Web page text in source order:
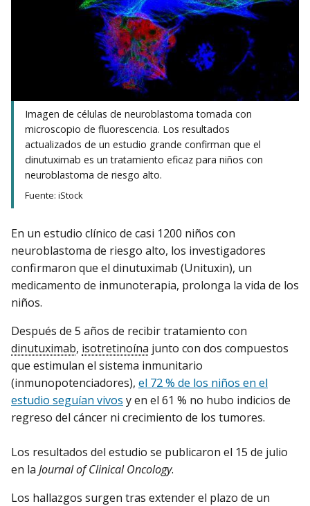
Imagen de células de neuroblastoma tomada con
microscopio de fluorescencia. Los resultados
actualizados de un estudio grande confirman que el
dinutuximab es un tratamiento eficaz para niños con
neuroblastoma de riesgo alto.
Fuente: iStock
En un estudio clínico de casi 1200 niños con
neuroblastoma de riesgo alto, los investigadores
confirmaron que el dinutuximab (Unituxin), un
medicamento de inmunoterapia, prolonga la vida de los
niños.
Después de 5 años de recibir tratamiento con
dinutuximab, isotretinoína junto con dos compuestos
que estimulan el sistema inmunitario
(inmunopotenciadores), el 72 % de los niños en el
estudio seguían vivos y en el 61 % no hubo indicios de
regreso del cáncer ni crecimiento de los tumores.
Los resultados del estudio se publicaron el 15 de julio
en la Journal of Clinical Oncology.
Los hallazgos surgen tras extender el plazo de un